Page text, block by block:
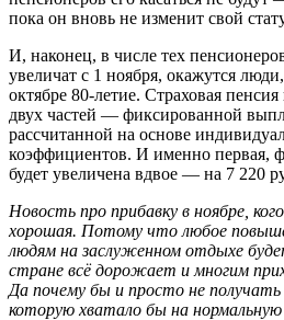
пока он вновь не изменит свой
И, наконец, в числе тех
увеличат с 1 ноября, окажутся
октябре 80-летие. Страховая пенсия
двух частей — фиксированной
рассчитанной на основе
коэффициентов. И именно первая,
будет увеличена вдвое — на 7 220
Новость про прибавку в ноябре,
хорошая. Потому что любое
людям на заслуженном отдыхе
стране всё дорожает и многим
Да почему бы и просто не
которую хватало бы на